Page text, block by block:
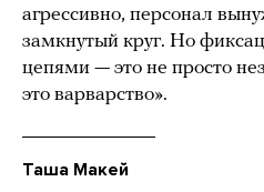
агрессивно, персонал
замкнутый круг. Но
цепями — это не просто
это варварство».
Таша Макей